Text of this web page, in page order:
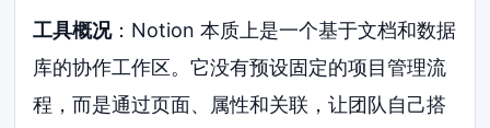
工具概况：Notion 本质上是一个基于文档和数据
库的协作工作区。它没有预设固定的项目管理流
程，而是通过页面、属性和关联，让团队自己搭